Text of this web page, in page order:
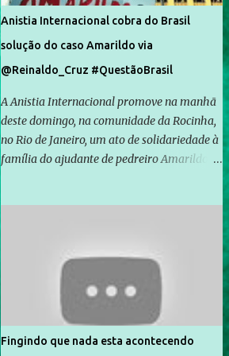
Anistia Internacional cobra do Brasil
solução do caso Amarildo via
@Reinaldo_Cruz #QuestãoBrasil
A Anistia Internacional promove na manhã
deste domingo, na comunidade da Rocinha,
no Rio de Janeiro, um ato de solidariedade à
família do ajudante de pedreiro Amarildo de
Rocinha. A assessora de Direitos Humanos
da Anistia Internacional, Renata Neder, disse
à Agência Brasil que ações e atividades de
mobilização são feitas normalmente pela
organização não governamental. As ações
de solidariedade são promovidas em apoio
Fingindo que nada esta acontecendo